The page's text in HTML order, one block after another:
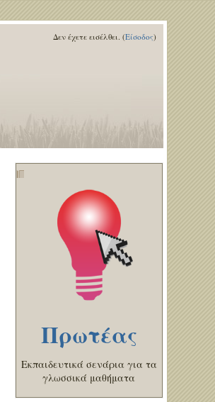
Δεν έχετε εισέλθει. (Είσοδος)
Πρωτέας
Εκπαιδευτικά σενάρια για τα
γλωσσικά μαθήματα